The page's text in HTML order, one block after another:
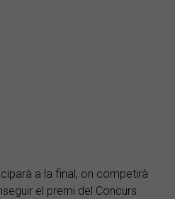
a la final, on competirà
el premi del Concurs